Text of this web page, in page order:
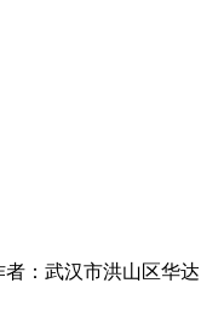
者：武汉市洪山区华达